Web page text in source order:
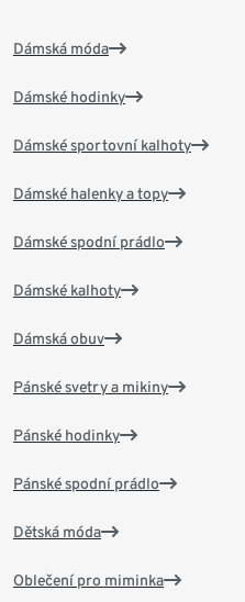
Dámská móda
Dámské hodinky
Dámské sportovní kalhoty
Dámské halenky a topy
Dámské spodní prádlo
Dámské kalhoty
Dámská obuv
Pánské svetry a mikiny
Pánské hodinky
Pánské spodní prádlo
Dětská móda
Oblečení pro miminka